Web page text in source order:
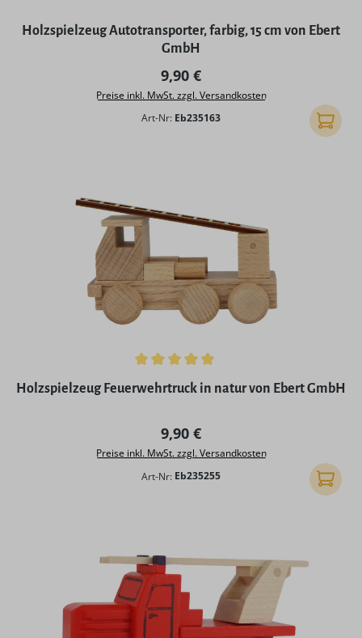
Holzspielzeug Autotransporter, farbig, 15 cm von Ebert
GmbH
Regulärer Preis:
9,90 €
Preise inkl. MwSt. zzgl. Versandkosten
Art-Nr: Eb235163 In den
Durchschnittliche Bewertung von 5 von 5 Sternen
Holzspielzeug Feuerwehrtruck in natur von Ebert GmbH
Regulärer Preis:
9,90 €
Preise inkl. MwSt. zzgl. Versandkosten
Art-Nr: Eb235255 In den